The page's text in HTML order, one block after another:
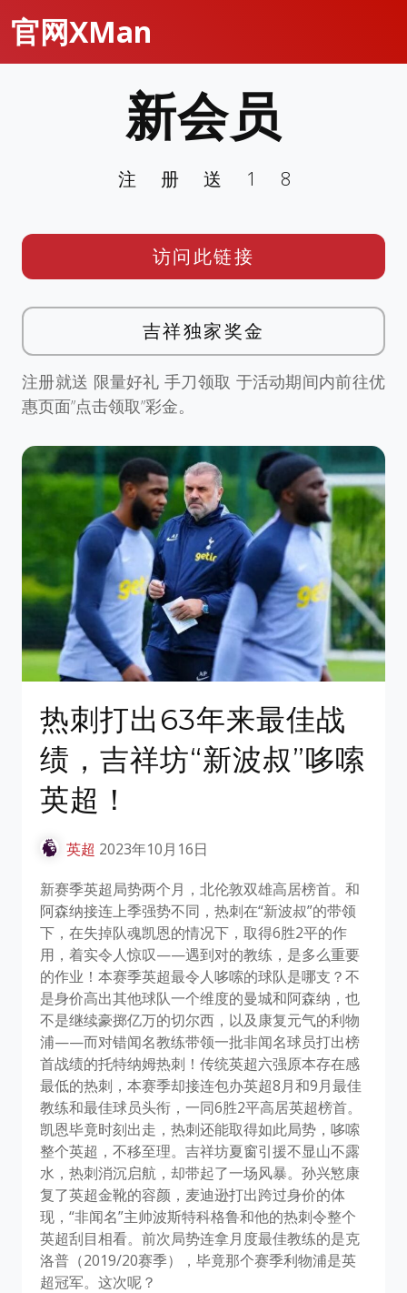
官网XMan
热刺打出63年来最佳战
绩，吉祥坊“新波叔”哆嗦
英超！
英超 2023年10月16日
新赛季英超局势两个月，北伦敦双雄高居榜首。和
阿森纳接连上季强势不同，热刺在“新波叔”的带领
下，在失掉队魂凯恩的情况下，取得6胜2平的作
用，着实令人惊叹——遇到对的教练，是多么重要
的作业！本赛季英超最令人哆嗦的球队是哪支？不
是身价高出其他球队一个维度的曼城和阿森纳，也
不是继续豪掷亿万的切尔西，以及康复元气的利物
浦——而对错闻名教练带领一批非闻名球员打出榜
首战绩的托特纳姆热刺！传统英超六强原本存在感
最低的热刺，本赛季却接连包办英超8月和9月最佳
教练和最佳球员头衔，一同6胜2平高居英超榜首。
凯恩毕竟时刻出走，热刺还能取得如此局势，哆嗦
整个英超，不移至理。吉祥坊夏窗引援不显山不露
水，热刺消沉启航，却带起了一场风暴。孙兴慜康
复了英超金靴的容颜，麦迪逊打出跨过身价的体
现，“非闻名”主帅波斯特科格鲁和他的热刺令整个
英超刮目相看。前次局势连拿月度最佳教练的是克
洛普（2019/20赛季），毕竟那个赛季利物浦是英
超冠军。这次呢？
新会员
注册送18
访问此链接
吉祥独家奖金
注册就送 限量好礼 手刀领取 于活动期间内前往优
惠页面”点击领取”彩金。